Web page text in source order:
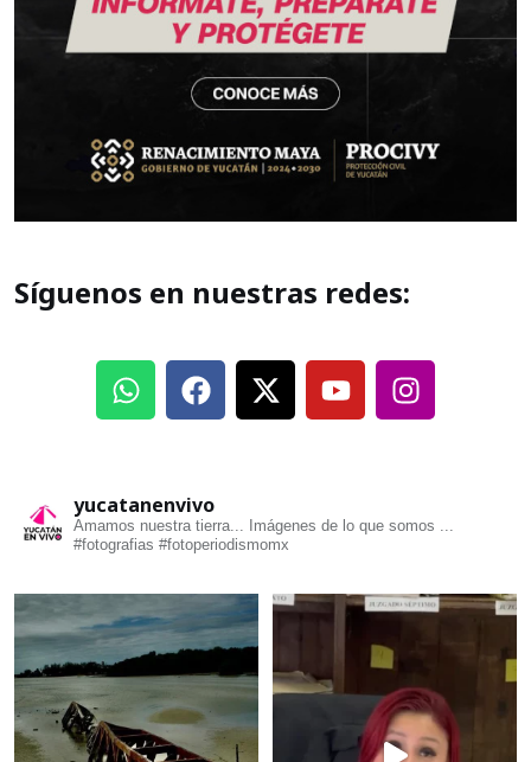
Síguenos en nuestras redes:
yucatanenvivo
Amamos nuestra tierra... Imágenes de lo que somos ...
#fotografias #fotoperiodismomx